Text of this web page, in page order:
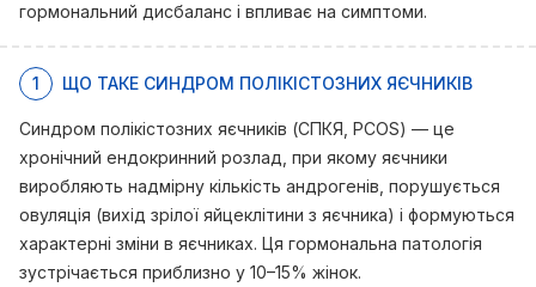
гормональний дисбаланс і впливає на симптоми.
1 ЩО ТАКЕ СИНДРОМ ПОЛІКІСТОЗНИХ ЯЄЧНИКІВ
Синдром полікістозних яєчників (СПКЯ, PCOS) — це
хронічний ендокринний розлад, при якому яєчники
виробляють надмірну кількість андрогенів, порушується
овуляція (вихід зрілої яйцеклітини з яєчника) і формуються
характерні зміни в яєчниках. Ця гормональна патологія
зустрічається приблизно у 10–15% жінок.